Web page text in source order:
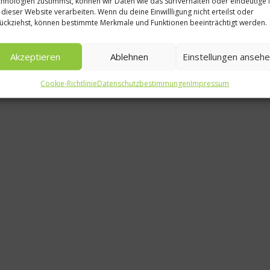
dieser Website verarbeiten. Wenn du deine Einwillligung nicht erteilst oder
können bestimmte Merkmale und Funktionen beeinträchtigt werden.
Akzeptieren Ablehnen Einstellungen
Cookie-RichtlinieDatenschutzbestimmungenImpressum